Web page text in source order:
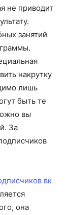
не приводит
занятий
накрутку
лишь
быть те
вы
За
вк
она